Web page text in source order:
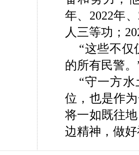
年、2022年
人三等功；
“这些不仅
的所有民警
“守一方
位，也是作
将一如既往
边精神，做